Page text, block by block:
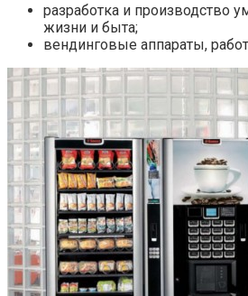
разработка и производство
жизни и быта;
вендинговые аппараты,